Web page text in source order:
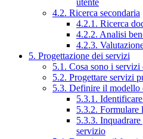
utente
4.2. Ricerca secondaria
4.2.1. Ricerca
4.2.2. Analisi
4.2.3.
5. Progettazione dei servizi
5.1. Cosa sono i servizi
5.2. Progettare servizi
5.3. Definire il modello
5.3.1.
5.3.2. Formulare
5.3.3.
servizio